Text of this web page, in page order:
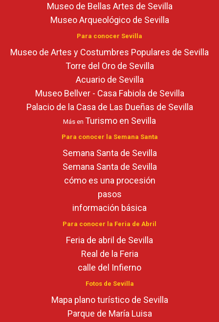
Museo de Bellas Artes de Sevilla
Museo Arqueológico de Sevilla
Para conocer Sevilla
Museo de Artes y Costumbres Populares de Sevilla
Torre del Oro de Sevilla
Acuario de Sevilla
Museo Bellver - Casa Fabiola de Sevilla
Palacio de la Casa de Las Dueñas de Sevilla
Más en Turismo en Sevilla
Para conocer la Semana Santa
Semana Santa de Sevilla
Semana Santa de Sevilla
cómo es una procesión
pasos
información básica
Para conocer la Feria de Abril
Feria de abril de Sevilla
Real de la Feria
calle del Infierno
Fotos de Sevilla
Mapa plano turístico de Sevilla
Parque de María Luisa